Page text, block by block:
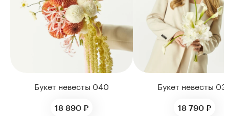
Букет невесты 040
18 890 ₽
Букет невесты
18 790 ₽